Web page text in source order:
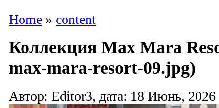
Home » content
Коллекция Max Mara
max-mara-resort-09.jpg)
Автор: Editor3, дата: 18 Июнь, 2026